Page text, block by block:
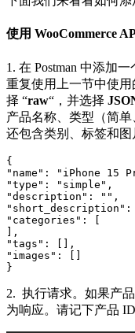
使用 WooCommerce
1. 在 Postman 中添加
重复使用上一节中使
择 “raw“，并选择
产品名称、类型（简
还包含类别、标签和图
{
"name": "iPhone 15
"type": "simple",
"description": "",
"categories": [
],
"tags": [],
"images": []
}
2. 执行请求。如果产
为响应。请记下产品